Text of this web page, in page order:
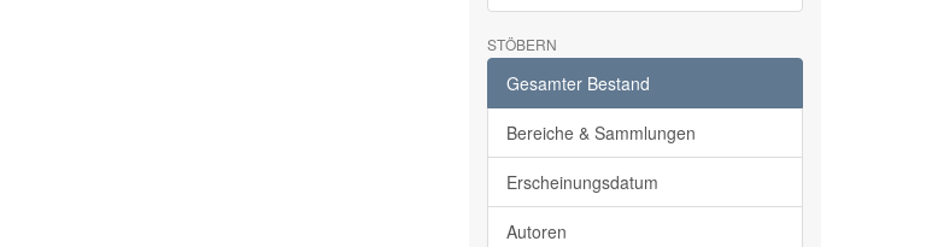
STÖBERN
Gesamter Bestand
Bereiche & Sammlungen
Erscheinungsdatum
Autoren